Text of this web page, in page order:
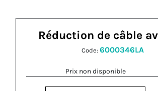
Réduction de câble
Code: 6000346LA
Prix non disponible